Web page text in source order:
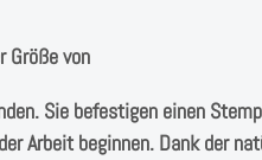
Größe von
Sie befestigen einen
Arbeit beginnen. Dank der